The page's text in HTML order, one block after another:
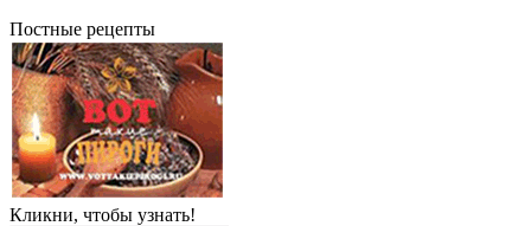
Постные рецепты
Кликни, чтобы узнать!